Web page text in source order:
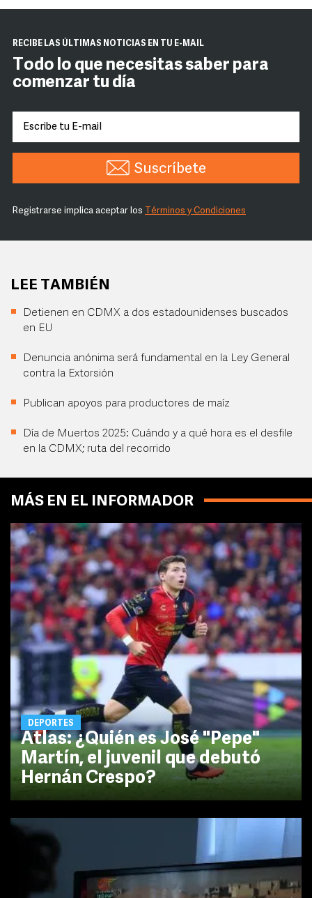
RECIBE LAS ÚLTIMAS NOTICIAS EN TU E-MAIL
Todo lo que necesitas saber para
comenzar tu día
Suscríbete
Registrarse implica aceptar los Términos y Condiciones
LEE TAMBIÉN
Detienen en CDMX a dos estadounidenses buscados
en EU
Denuncia anónima será fundamental en la Ley General
contra la Extorsión
Publican apoyos para productores de maíz
Día de Muertos 2025: Cuándo y a qué hora es el desfile
en la CDMX; ruta del recorrido
MÁS EN EL INFORMADOR
DEPORTES
Atlas: ¿Quién es José "Pepe"
Martín, el juvenil que debutó
Hernán Crespo?